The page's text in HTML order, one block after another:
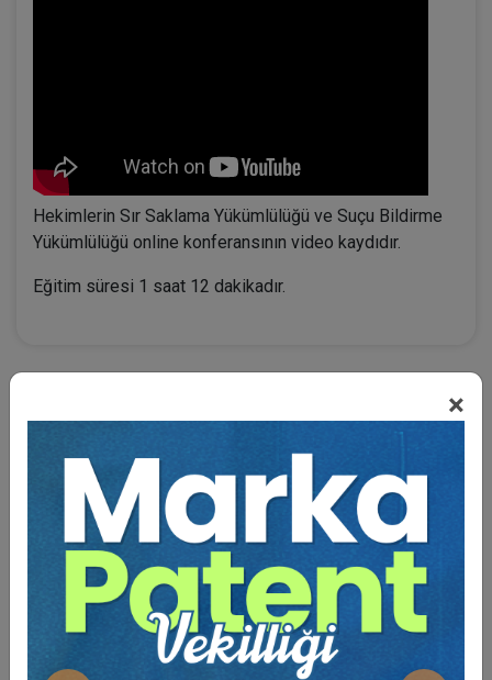
×
Hekimlerin Sır Saklama Yükümlülüğü ve Suçu Bildirme
Yükümlülüğü online konferansının video kaydıdır.
Eğitim süresi 1 saat 12 dakikadır.
BENZER VIDEO EĞITIMLER
Video Eğitim Abonesi Ol: Sadece 5490 TL / Yıllık
Dr. Ögr. Üyesi Kemale ASLAN